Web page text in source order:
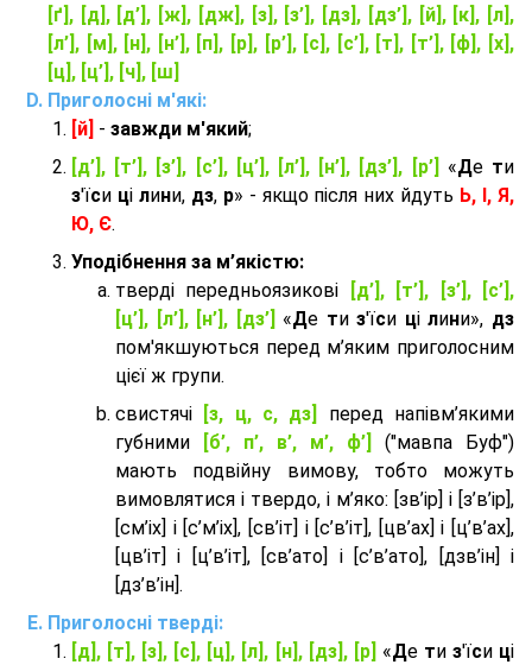
[ґ], [д], [д’], [ж], [дж], [з], [з’], [дз], [дз’], [й], [к], [л],
[л’], [м], [н], [н’], [п], [р], [р’], [с], [с’], [т], [т’], [ф], [х],
[ц], [ц’], [ч], [ш]
Приголосні м'які:
[й] - завжди м'який;
[д’], [т’], [з’], [с’], [ц’], [л’], [н’], [дз’], [р’]
«Де ти
з'їси ці лини, дз, р» - якщо після них йдуть Ь, І, Я,
Ю, Є.
Уподібнення за м’якістю:
тверді передньоязикові
[д’], [т’], [з’], [с’],
[ц’], [л’], [н’], [дз’] «Де тиз'їси цілини», дз
пом'якшуються перед м’яким приголосним
цієї ж групи.
cвистячі
[з, ц, с, дз]
перед напівм’якими
губними
[б’, п’, в’, м’, ф’]
("мавпа Буф")
мають подвійну вимову, тобто можуть
вимовлятися і твердо, і м’яко: [зв’ір] і [з’в’ір],
[см’іх] і [с’м’іх], [св’іт] і [с’в’іт], [цв’ах] і [ц’в’ах],
[цв’іт] і [ц’в’іт], [св’ато] і [с’в’ато], [дзв’iн] і
[дз’в’iн].
Приголосні тверді:
[д], [т], [з], [с], [ц], [л], [н], [дз], [р] «Де ти з'їси ці